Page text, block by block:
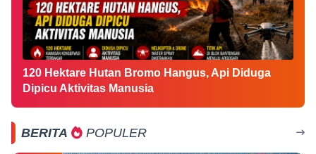
120 Hektare Hutan Bromo Hangus, Api Diduga
Dipicu Aktivitas Manusia
BERITA POPULER